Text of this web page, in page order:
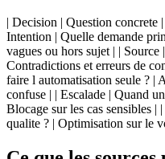
| Decision | Question concrete
Intention | Quelle demande
vagues ou hors sujet | |
Contradictions et erreurs de
faire l automatisation seule ? |
confuse | | Escalade | Quand
Blocage sur les cas sensibles
qualite ? | Optimisation sur le